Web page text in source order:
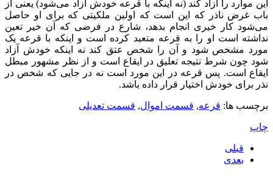
این موارد را آزاد کند (نه اینکه با قرعه خودش آزاد می‌شود) یعنی از
باب غرض ناذر که این است که اولین ملکیتی که برای او حاصل
می‌شود کار خیری انجام بدهد،‌ شارع در فرضی که آن خیر تعین
نداشته است او را به قرعه متعبد کرده است و اینکه با قرعه یک
مورد مشخص شود و آن را شخص عتق کند نه اینکه خودش آزاد
شود چون شرط نتیجه تعلیق در ایقاع است و از نظر مشهور مبطل
ایقاع است. پس قرعه در این مورد است نه در جایی که شخص در
نذر برای خودش اختیار قرار داده باشد.
برچسب ها: قرعه, قسمت اموال, قسمت تعدیلی
چاپ
قبلی
بعدی